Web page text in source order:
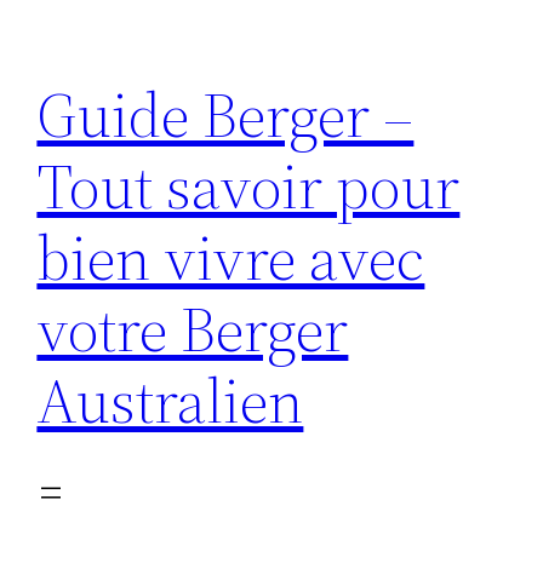
contenu
Guide Berger –
Tout savoir pour
bien vivre avec
votre Berger
Australien